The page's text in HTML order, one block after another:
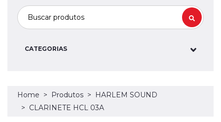
CATEGORIAS
Home Produtos
HARLEM SOUND
CLARINETE HCL 03A